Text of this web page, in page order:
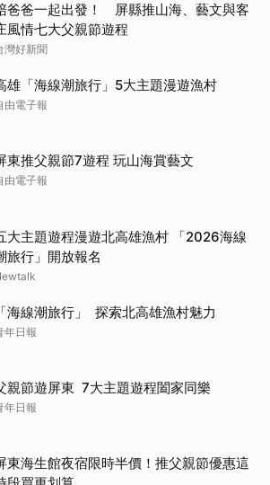
爸爸一起出發！ 屏縣推山海、藝文與客
風情七大父親節遊程
灣好新聞
雄「海線潮旅行」5大主題漫遊漁村
由電子報
東推父親節7遊程 玩山海賞藝文
由電子報
大主題遊程漫遊北高雄漁村 「2026海線
旅行」開放報名
「海線潮旅行」 探索北高雄漁村魅力
年日報
親節遊屏東 7大主題遊程闔家同樂
年日報
東海生館夜宿限時半價！推父親節優惠這